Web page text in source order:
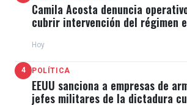
Camila Acosta denuncia
cubrir intervención del régimen
Hoy
4 POLÍTICA
EEUU sanciona a empresas de
jefes militares de la dictadura